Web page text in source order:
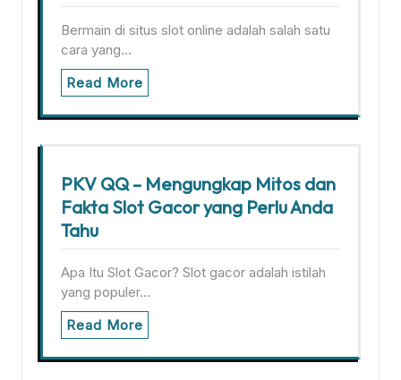
Bermain di situs slot online adalah salah satu
cara yang…
Read More
PKV QQ – Mengungkap Mitos dan
Fakta Slot Gacor yang Perlu Anda
Tahu
Apa Itu Slot Gacor? Slot gacor adalah istilah
yang populer…
Read More